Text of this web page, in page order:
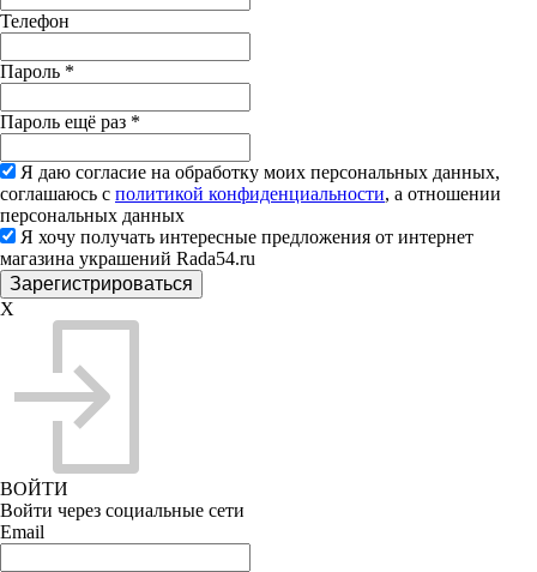
Телефон
Пароль *
Пароль ещё раз *
Я даю согласие на обработку моих персональных данных,
соглашаюсь с политикой конфиденциальности, а отношении
персональных данных
Я хочу получать интересные предложения от интернет
магазина украшений Rada54.ru
X
ВОЙТИ
Войти через социальные сети
Email